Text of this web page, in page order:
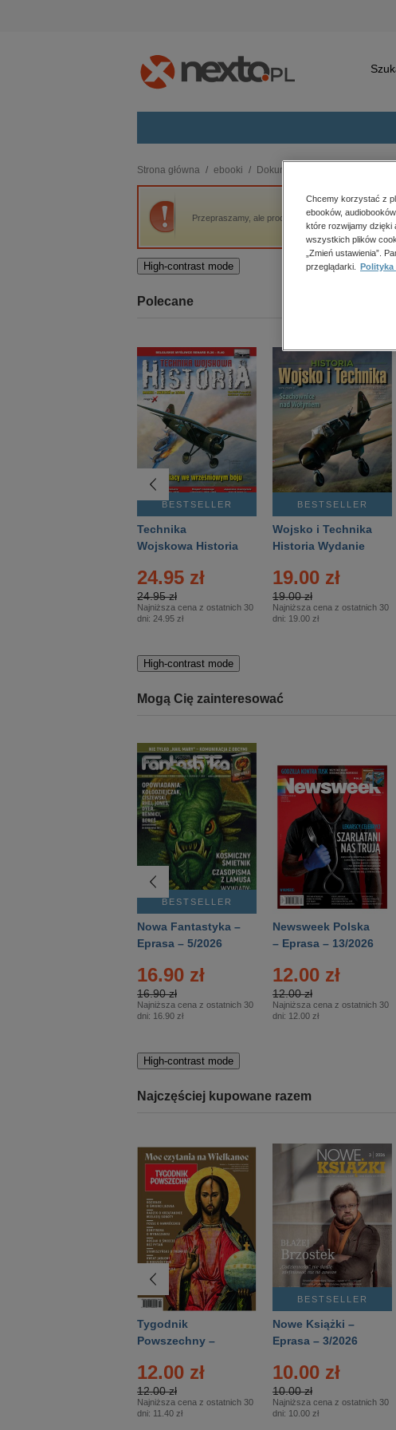
budownictwo, aranżacja wnętrz
biznesowe, branżowe, gospodarka
darmowe wydania
edukacja
kobiece, lifestyle, kultura
Strona główna ebooki Dokument, literatura faktu,
Przepraszamy, ale produkt „Rozkład. O
High-contrast mode
Polecane
BESTSELLER
Technika
Wojskowa Historia
24.95 zł
24.95 zł
Najniższa cena z ostatnich 30
dni: 24.95 zł
BESTSELLER
Wojsko i Technika
Historia Wydanie
– 2/2026
19.00 zł
19.00 zł
Najniższa cena z ostatnich 30
dni: 19.00 zł
High-contrast mode
Mogą Cię zainteresować
BESTSELLER
Nowa Fantastyka –
Eprasa – 5/2026
16.90 zł
16.90 zł
Najniższa cena z ostatnich 30
dni: 16.90 zł
Newsweek Polska
– Eprasa – 13/2026
12.00 zł
12.00 zł
Najniższa cena z ostatnich 30
dni: 12.00 zł
High-contrast mode
Najczęściej kupowane razem
Tygodnik
Powszechny –
12.00 zł
12.00 zł
Najniższa cena z ostatnich 30
dni: 11.40 zł
BESTSELLER
Nowe Książki –
Eprasa – 3/2026
10.00 zł
10.00 zł
Najniższa cena z ostatnich 30
dni: 10.00 zł
Chcemy korzystać z
ebooków,
które rozwijamy dzięki
wszystkich plików
„Zmień ustawienia”.
przeglądarki.